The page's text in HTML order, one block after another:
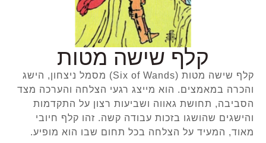
קלף שישה מטות
קלף שישה מטות (Six of Wands) מסמל ניצחון, הישג
והכרה במאמצים. הוא מייצג רגעי הצלחה והערכה מצד
הסביבה, תחושת גאווה ושביעות רצון על התקדמות
והישגים שהושגו בזכות עבודה קשה. זהו קלף חיובי
מאוד, המעיד על הצלחה בכל תחום שבו הוא מופיע.